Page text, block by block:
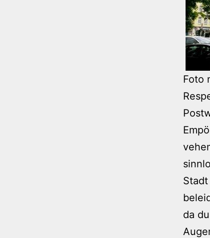
Foto
da